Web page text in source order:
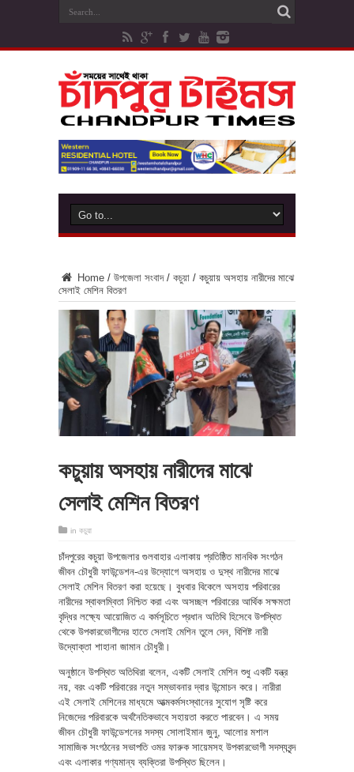
Home / উপজেলা সংবাদ / কচুয়া / কচুয়ায় অসহায় নারীদের মাঝে
সেলাই মেশিন বিতরণ
কচুয়ায় অসহায় নারীদের মাঝে
সেলাই মেশিন বিতরণ
in কচুয়া
চাঁদপুরের কচুয়া উপজেলার গুলবাহার এলাকায় প্রতিষ্ঠিত মানবিক সংগঠন
জীবন চৌধুরী ফাউন্ডেশন-এর উদ্যোগে অসহায় ও দুস্থ নারীদের মাঝে
সেলাই মেশিন বিতরণ করা হয়েছে। বুধবার বিকেলে অসহায় পরিবারের
নারীদের স্বাবলম্বিতা নিশ্চিত করা এবং অসচ্ছল পরিবারের আর্থিক সক্ষমতা
বৃদ্ধির লক্ষ্যে আয়োজিত এ কর্মসূচিতে প্রধান অতিথি হিসেবে উপস্থিত
থেকে উপকারভোগীদের হাতে সেলাই মেশিন তুলে দেন, বিশিষ্ট নারী
উদ্যোক্তা শাহানা জামান চৌধুরী।
অনুষ্ঠানে উপস্থিত অতিথিরা বলেন, একটি সেলাই মেশিন শুধু একটি যন্ত্র
নয়, বরং একটি পরিবারের নতুন সম্ভাবনার দ্বার উন্মোচন করে। নারীরা
এই সেলাই মেশিনের মাধ্যমে আত্মকর্মসংস্থানের সুযোগ সৃষ্টি করে
নিজেদের পরিবারকে অর্থনৈতিকভাবে সহায়তা করতে পারবেন। এ সময়
জীবন চৌধুরী ফাউন্ডেশনের সদস্য সোলাইমান জুনু, আলোর মশাল
সামাজিক সংগঠনের সভাপতি ওমর ফারুক সায়েমসহ উপকারভোগী সদস্যবৃন্দ
এবং এলাকার গণ্যমান্য ব্যক্তিরা উপস্থিত ছিলেন।